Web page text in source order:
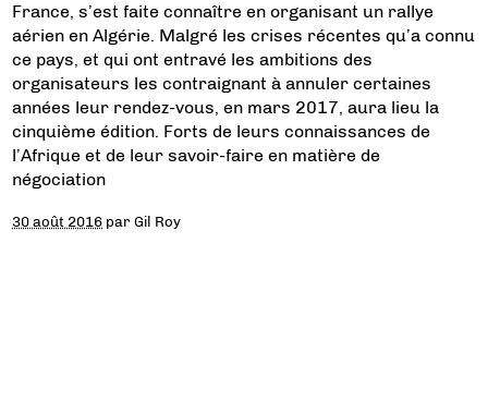
France, s’est faite connaître en organisant un rallye
aérien en Algérie. Malgré les crises récentes qu’a connu
ce pays, et qui ont entravé les ambitions des
organisateurs les contraignant à annuler certaines
années leur rendez-vous, en mars 2017, aura lieu la
cinquième édition. Forts de leurs connaissances de
l’Afrique et de leur savoir-faire en matière de
négociation
30 août 2016 parGil Roy